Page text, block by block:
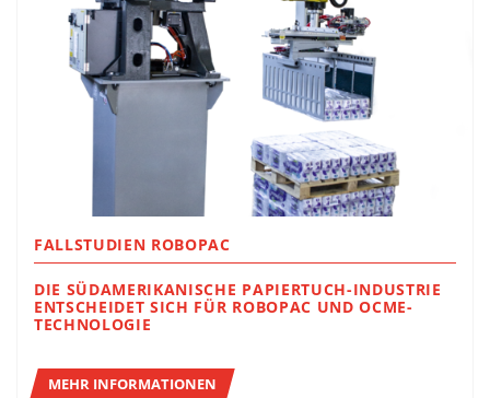
FALLSTUDIEN ROBOPAC
DIE SÜDAMERIKANISCHE PAPIERTUCH-INDUSTRIE
ENTSCHEIDET SICH FÜR ROBOPAC UND OCME-
TECHNOLOGIE
MEHR INFORMATIONEN